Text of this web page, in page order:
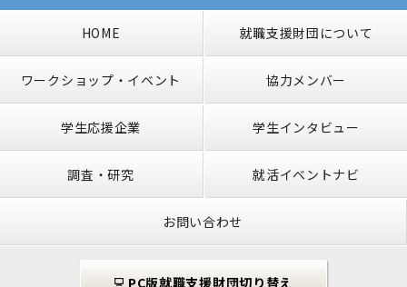
HOME 就職支援財団について
ワークショップ・イベント 協力メンバー
学生応援企業 学生インタビュー
調査・研究 就活イベントナビ
お問い合わせ
PC版就職支援財団切り替え